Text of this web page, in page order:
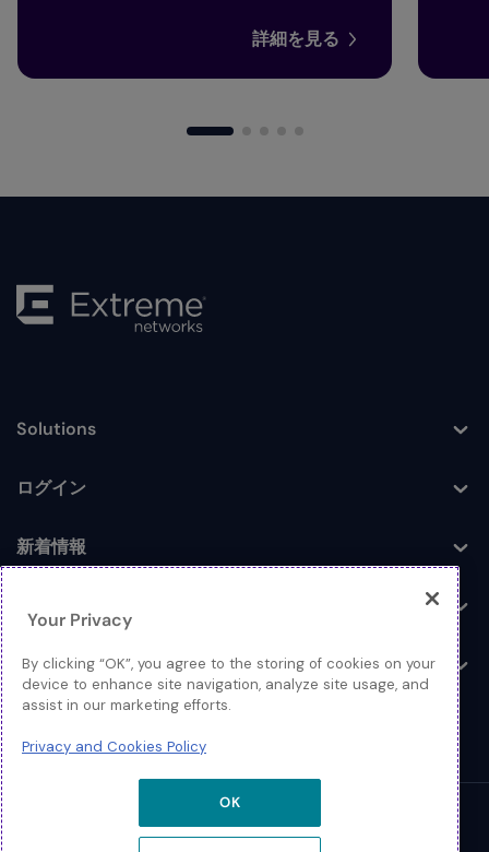
詳細を見る
Toggle
Solutions
Toggle
ログイン
Toggle
新着情報
Toggle
Toggle
お問い合わせ
© 2026 Extreme Networks
Your Privacy
By clicking “OK”, you agree to the storing of cookies on your
device to enhance site navigation, analyze site usage, and
assist in our marketing efforts.
Privacy and Cookies Policy
OK